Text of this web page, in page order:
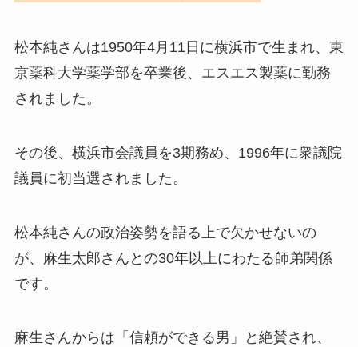
松本純さんは1950年4月11日に横浜市で生まれ、東
京薬科大学薬学部を卒業後、エスエス製薬に勤務
されました。
その後、横浜市会議員を3期務め、1996年に衆議院
議員に初当選されました。
松本純さんの政治姿勢を語る上で欠かせないの
が、麻生太郎さんとの30年以上にわたる師弟関係
です。
麻生さんからは「信頼ができる男」と絶賛され、